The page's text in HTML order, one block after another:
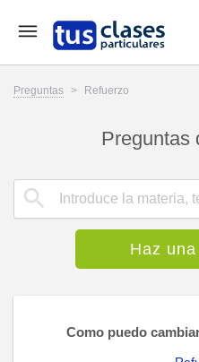
Preguntas > Refuerzo
Preguntas
Haz
Como puedo